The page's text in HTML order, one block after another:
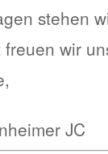
stehen
freuen wir
JC